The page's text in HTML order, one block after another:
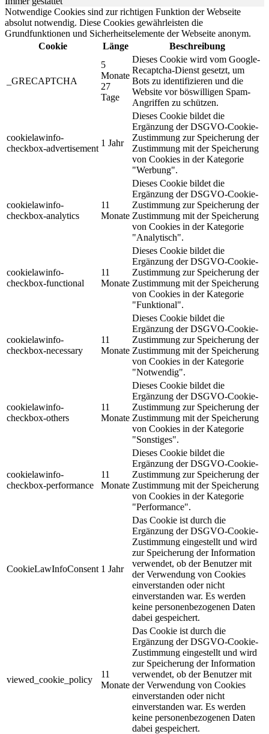
Notwendige Cookies sind zur richtigen Funktion der Webseite
absolut notwendig. Diese Cookies gewährleisten die
Grundfunktionen und Sicherheitselemente der Webseite anonym.
Cookie
Länge Beschreibung
_GRECAPTCHA
5
Monate
27
Tage
Dieses Cookie wird vom Google-
Recaptcha-Dienst gesetzt, um
Bots zu identifizieren und die
Website vor böswilligen Spam-
Angriffen zu schützen.
cookielawinfo-
checkbox-advertisement
1 Jahr
Dieses Cookie bildet die
Ergänzung der DSGVO-Cookie-
Zustimmung zur Speicherung der
Zustimmung mit der Speicherung
von Cookies in der Kategorie
"Werbung".
cookielawinfo-
checkbox-analytics
11
Monate
Dieses Cookie bildet die
Ergänzung der DSGVO-Cookie-
Zustimmung zur Speicherung der
Zustimmung mit der Speicherung
von Cookies in der Kategorie
"Analytisch".
cookielawinfo-
checkbox-functional
11
Monate
Dieses Cookie bildet die
Ergänzung der DSGVO-Cookie-
Zustimmung zur Speicherung der
Zustimmung mit der Speicherung
von Cookies in der Kategorie
"Funktional".
cookielawinfo-
checkbox-necessary
11
Monate
Dieses Cookie bildet die
Ergänzung der DSGVO-Cookie-
Zustimmung zur Speicherung der
Zustimmung mit der Speicherung
von Cookies in der Kategorie
"Notwendig".
cookielawinfo-
checkbox-others
11
Monate
Dieses Cookie bildet die
Ergänzung der DSGVO-Cookie-
Zustimmung zur Speicherung der
Zustimmung mit der Speicherung
von Cookies in der Kategorie
"Sonstiges".
cookielawinfo-
checkbox-performance
11
Monate
Dieses Cookie bildet die
Ergänzung der DSGVO-Cookie-
Zustimmung zur Speicherung der
Zustimmung mit der Speicherung
von Cookies in der Kategorie
"Performance".
CookieLawInfoConsent 1 Jahr
Das Cookie ist durch die
Ergänzung der DSGVO-Cookie-
Zustimmung eingestellt und wird
zur Speicherung der Information
verwendet, ob der Benutzer mit
der Verwendung von Cookies
einverstanden oder nicht
einverstanden war. Es werden
keine personenbezogenen Daten
dabei gespeichert.
viewed_cookie_policy
11
Monate
Das Cookie ist durch die
Ergänzung der DSGVO-Cookie-
Zustimmung eingestellt und wird
zur Speicherung der Information
verwendet, ob der Benutzer mit
der Verwendung von Cookies
einverstanden oder nicht
einverstanden war. Es werden
keine personenbezogenen Daten
dabei gespeichert.